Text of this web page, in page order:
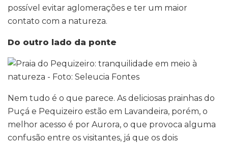
possível evitar aglomerações e ter um maior
contato com a natureza.
Do outro lado da ponte
Nem tudo é o que parece. As deliciosas prainhas do
Puçá e Pequizeiro estão em Lavandeira, porém, o
melhor acesso é por Aurora, o que provoca alguma
confusão entre os visitantes, já que os dois